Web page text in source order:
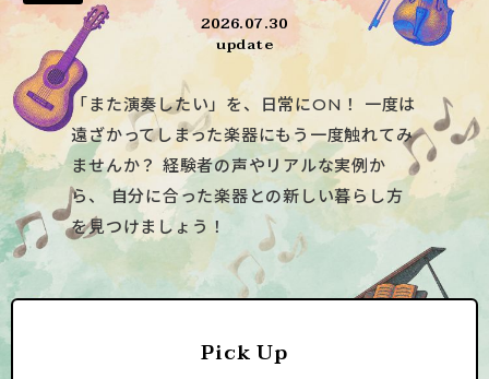
2026.07.30
update
「また演奏したい」を、日常にON！
一度は
遠ざかってしまった楽器にもう一度触れてみ
ませんか？ 経験者の声やリアルな実例か
ら、
自分に合った楽器との新しい暮らし方
を見つけましょう！
Pick Up